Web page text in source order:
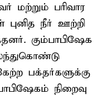
மற்றும் பரிவார
புனித நீர் ஊற்றி
கும்பாபிஷேக
பக்தர்களுக்கு
நிறைவு